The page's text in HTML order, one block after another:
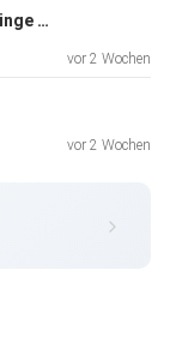
5.18 - 'Der Jangai - Pass' & 'Eine Klinge zum Geschenk' - Das Rad der Zeit 5
vor 2 Wochen
vor 2 Wochen